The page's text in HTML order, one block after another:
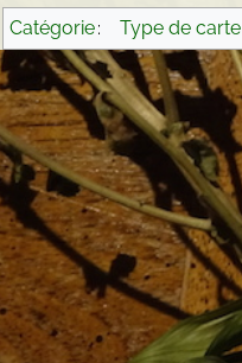
Catégorie: Type de carte